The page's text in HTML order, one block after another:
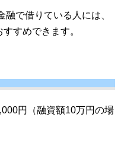
で借りている人には、
すめできます。
円（融資額10万円の場